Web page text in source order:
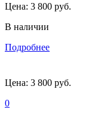
Цена: 3 800 руб.
В наличии
Подробнее
Цена: 3 800 руб.
0